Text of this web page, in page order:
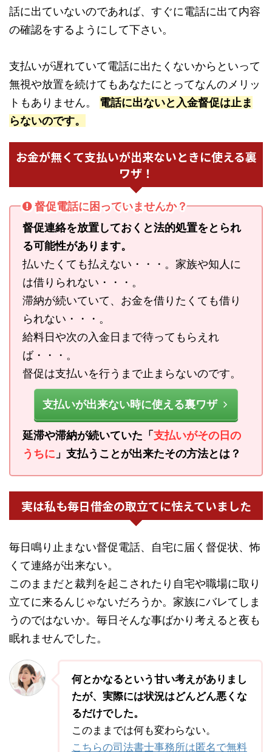
話に出ていないのであれば、すぐに電話に出て内容
の確認をするようにして下さい。
支払いが遅れていて電話に出たくないからといって
無視や放置を続けてもあなたにとってなんのメリッ
トもありません。 電話に出ないと入金督促は止ま
らないのです。
お金が無くて支払いが出来ないときに使える裏
ワザ！
督促電話に困っていませんか？
督促連絡を放置しておくと法的処置をとられ
る可能性があります。
払いたくても払えない・・・。家族や知人に
は借りられない・・・。
滞納が続いていて、お金を借りたくても借り
られない・・・。
給料日や次の入金日まで待ってもらえれ
ば・・・。
督促は支払いを行うまで止まらないのです。
支払いが出来ない時に使える裏ワザ
延滞や滞納が続いていた「 支払いがその日の
うちに 」支払うことが出来たその方法とは？
実は私も毎日借金の取立てに怯えていました
毎日鳴り止まない督促電話、自宅に届く督促状、怖
くて連絡が出来ない。
このままだと裁判を起こされたり自宅や職場に取り
立てに来るんじゃないだろうか。家族にバレてしま
うのではないか。毎日そんな事ばかり考えると夜も
眠れませんでした。
何とかなるという甘い考えがありまし
たが、実際には状況はどんどん悪くな
るだけでした。
このままでは何も変わらない。
こちらの司法書士事務所は匿名で無料